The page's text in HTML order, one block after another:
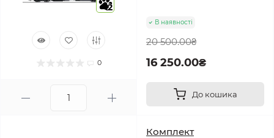
2
0
В наявності
20 500.00₴
16 250.00₴
До кошика
Комплект